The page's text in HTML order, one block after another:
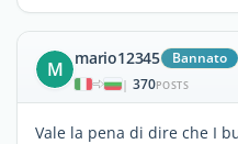
M mario12345 Bannato
| 370POSTS
Vale la pena di dire che I